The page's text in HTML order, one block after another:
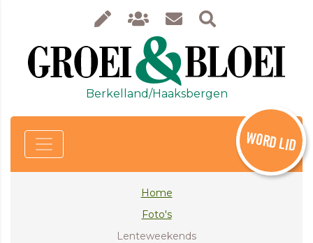
Berkelland/Haaksbergen
WORD LID
Home
Foto's
Lenteweekends